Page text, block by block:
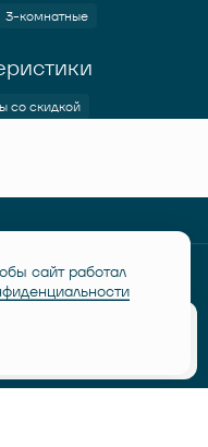
3-комнатные
со скидкой
сайт работал